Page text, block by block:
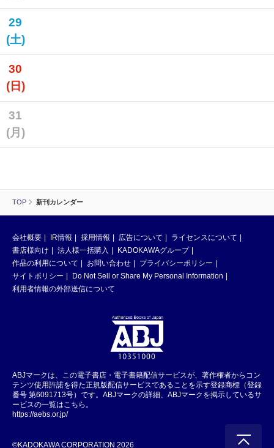
TOP 新刊カレンダー
29
(土)
30
(日)
31
(月)
会社概要 IR情報 採用情報 広告について
ライセンスについて
書店様向け
法人様一括購入
KADOKAWAグループ
作品の利用について
お問い合わせ
プライバシーポリシー
サイトポリシー
Do Not Sell or Share My Personal Information
利用者情報の外部送信について
ABJマークは、この電子書店・電子書籍配信サービスが、著作権者からコン
テンツ使用許諾を得た正規版配信サービスであることを示す登録商標（登録
番号 第6091713号）です。ABJマークの詳細、ABJマークを掲示しているサ
ービスの一覧はこちら。
https://aebs.or.jp/
©KADOKAWA CORPORATION 2026